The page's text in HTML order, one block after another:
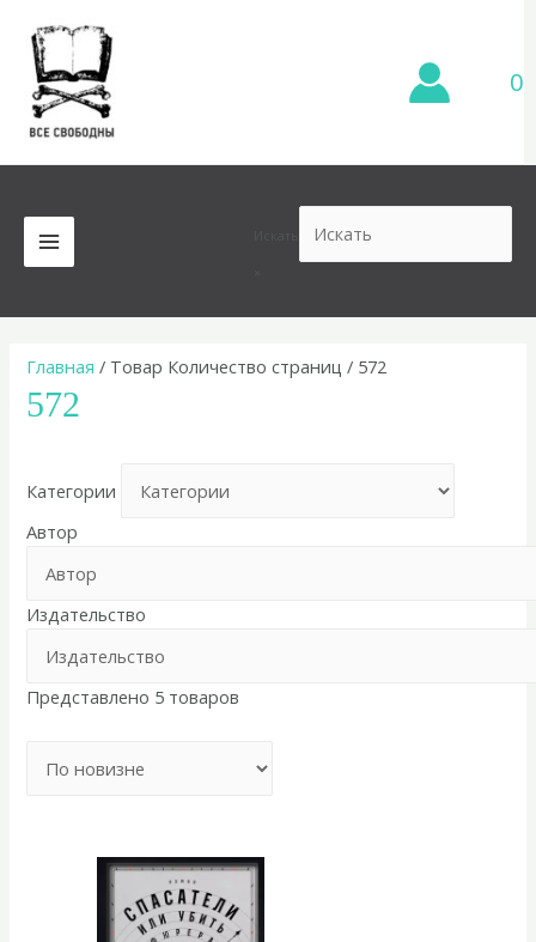
содержимому
0
MAIN
MENU
Главная / Товар Количество страниц / 572
572
Категории
Автор
Издательство
Представлено 5 товаров